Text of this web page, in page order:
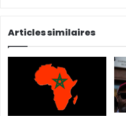
Articles similaires